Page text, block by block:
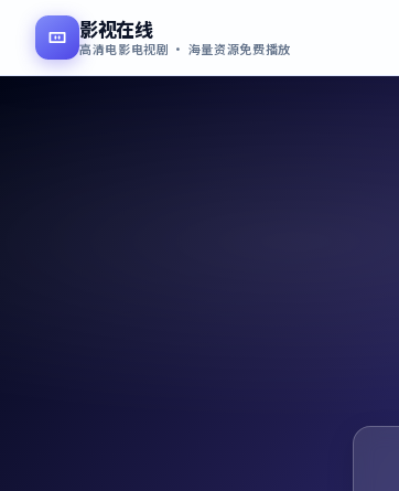
影视在线
高清电影电视剧 · 海量资源免费播放